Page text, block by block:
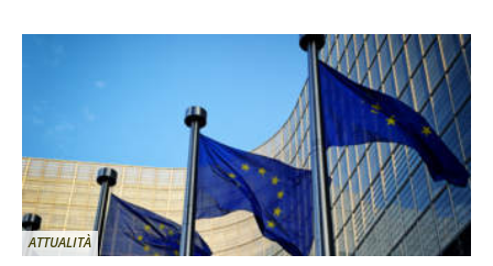
ATTUALITÀ